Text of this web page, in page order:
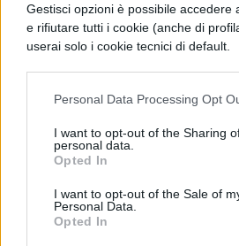
Gestisci opzioni è possibile accedere
e rifiutare tutti i cookie (anche di
userai solo i cookie tecnici di default.
Personal Data Processing Opt
I want to opt-out of the Sharing
personal data.
Opted In
I want to opt-out of the Sale of
Personal Data.
Opted In
LETTERATURA ITALIANA
Don Abbondio:
LETTERATURA ITALIANA